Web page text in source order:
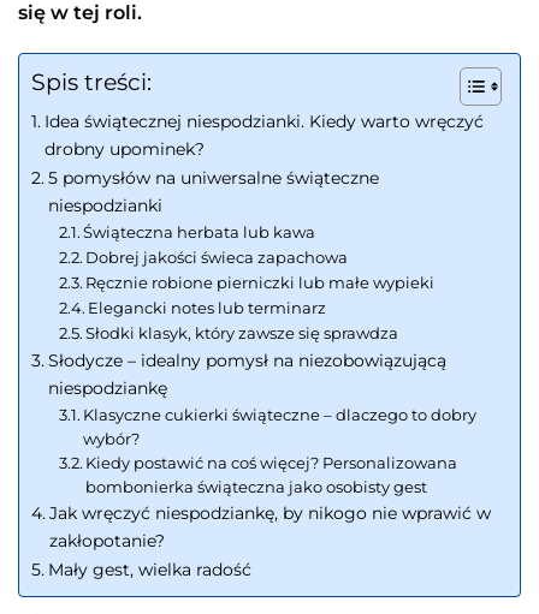
się w tej roli.
Spis treści:
Idea świątecznej niespodzianki. Kiedy warto wręczyć
drobny upominek?
5 pomysłów na uniwersalne świąteczne
niespodzianki
Świąteczna herbata lub kawa
Dobrej jakości świeca zapachowa
Ręcznie robione pierniczki lub małe wypieki
Elegancki notes lub terminarz
Słodki klasyk, który zawsze się sprawdza
Słodycze – idealny pomysł na niezobowiązującą
niespodziankę
Klasyczne cukierki świąteczne – dlaczego to dobry
wybór?
Kiedy postawić na coś więcej? Personalizowana
bombonierka świąteczna jako osobisty gest
Jak wręczyć niespodziankę, by nikogo nie wprawić w
zakłopotanie?
Mały gest, wielka radość